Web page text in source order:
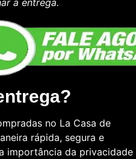
a entrega.
no La Casa de
rápida, segura e
importância da privacidade